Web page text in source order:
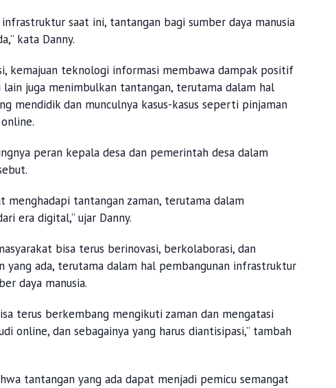
infrastruktur saat ini, tantangan bagi sumber daya manusia
kata Danny.
kemajuan teknologi informasi membawa dampak positif
lain juga menimbulkan tantangan, terutama dalam hal
mendidik dan munculnya kasus-kasus seperti pinjaman
peran kepala desa dan pemerintah desa dalam
menghadapi tantangan zaman, terutama dalam
era digital,” ujar Danny.
bisa terus berinovasi, berkolaborasi, dan
yang ada, terutama dalam hal pembangunan infrastruktur
daya manusia.
terus berkembang mengikuti zaman dan mengatasi
online, dan sebagainya yang harus diantisipasi,” tambah
tantangan yang ada dapat menjadi pemicu semangat